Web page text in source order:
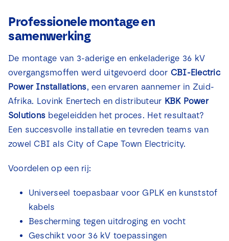
Professionele montage en
samenwerking
De montage van 3-aderige en enkeladerige 36 kV
overgangsmoffen werd uitgevoerd door CBI-Electric
Power Installations, een ervaren aannemer in Zuid-
Afrika. Lovink Enertech en distributeur KBK Power
Solutions begeleidden het proces. Het resultaat?
Een succesvolle installatie en tevreden teams van
zowel CBI als City of Cape Town Electricity.
Voordelen op een rij:
Universeel toepasbaar voor GPLK en kunststof
kabels
Bescherming tegen uitdroging en vocht
Geschikt voor 36 kV toepassingen